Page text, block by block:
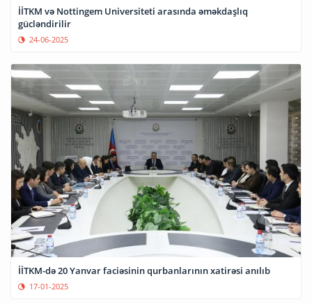
İİTKM və Nottingem Universiteti arasında əməkdaşlıq
gücləndirilir
24-06-2025
İİTKM-də 20 Yanvar faciəsinin qurbanlarının xatirəsi anılıb
17-01-2025